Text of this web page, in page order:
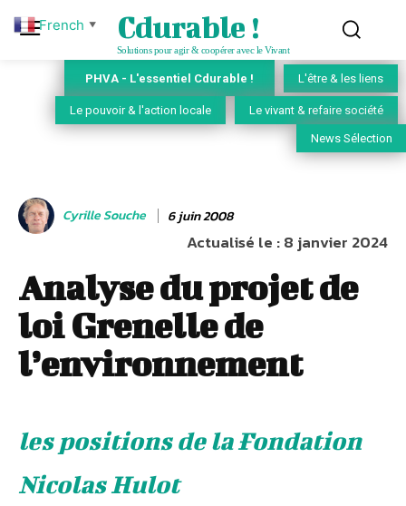
Cdurable !
Solutions pour agir & coopérer avec le Vivant
PHVA - L'essentiel Cdurable ! L'être & les liens
Le pouvoir & l'action locale Le vivant & refaire société
News Sélection
Cyrille Souche 6 juin 2008
Actualisé le :8 janvier 2024
Analyse du projet de
loi Grenelle de
l’environnement
les positions de la Fondation
Nicolas Hulot
French ▼